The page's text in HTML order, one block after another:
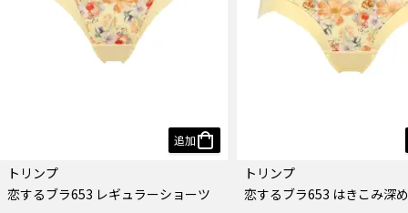
追加
トリンプ
恋するブラ653 レギュラーショーツ
トリンプ
恋するブラ653 はきこみ深